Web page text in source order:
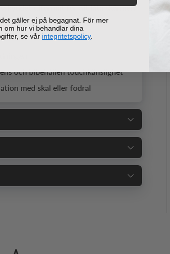
utformat för att låta skärmen
och bibehållen touchkänslighet
med skal eller fodral
gäller ej på begagnat. För mer
om hur vi behandlar dina
se vår integritetspolicy.